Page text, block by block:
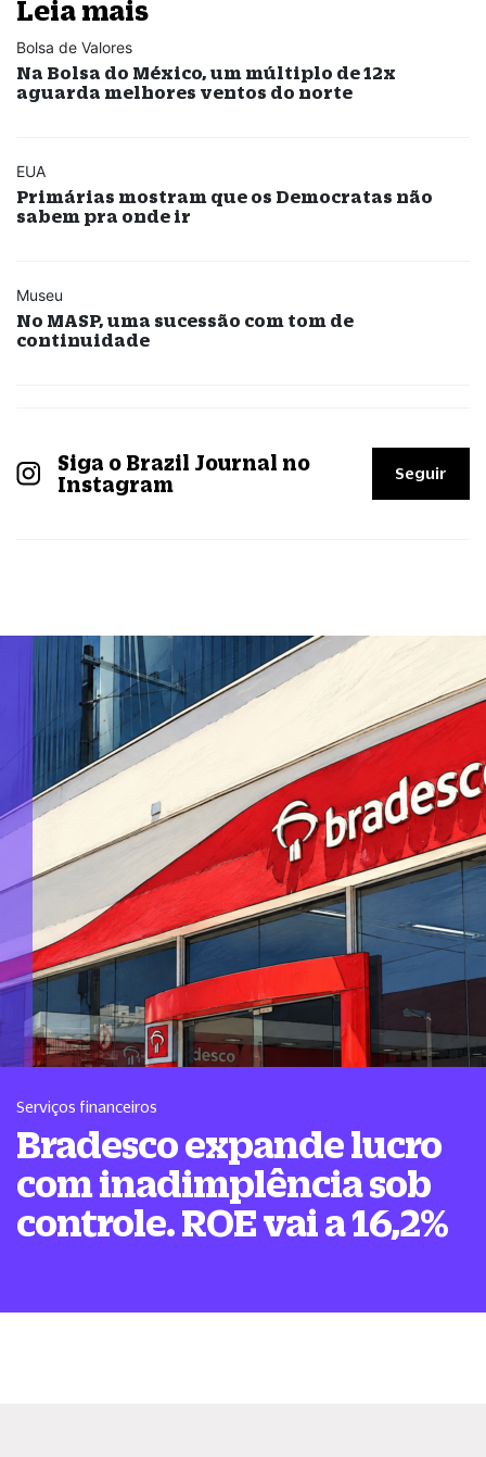
Leia mais
Bolsa de Valores
Na Bolsa do México, um múltiplo de 12x
aguarda melhores ventos do norte
EUA
Primárias mostram que os Democratas não
sabem pra onde ir
Museu
No MASP, uma sucessão com tom de
continuidade
Siga o Brazil Journal no
Instagram
Seguir
Serviços financeiros
Bradesco expande lucro
com inadimplência sob
controle. ROE vai a 16,2%